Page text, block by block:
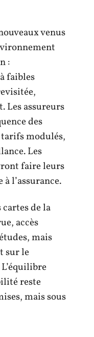
venus
:
faibles
Les assureurs
des
modulés,
Les
faire leurs
l’assurance.
de la
accès
mais
sur le
reste
mais sous